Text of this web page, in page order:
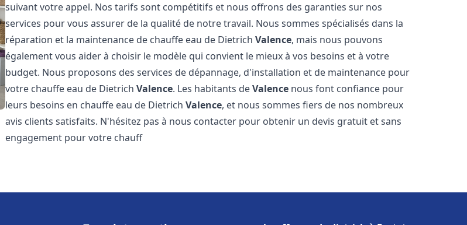
suivant votre appel. Nos tarifs sont compétitifs et nous offrons des garanties sur nos
services pour vous assurer de la qualité de notre travail. Nous sommes spécialisés dans la
réparation et la maintenance de chauffe eau de DietrichValence, mais nous pouvons
également vous aider à choisir le modèle qui convient le mieux à vos besoins et à votre
budget. Nous proposons des services de dépannage, d'installation et de maintenance pour
votre chauffe eau de DietrichValence. Les habitants deValence nous font confiance pour
leurs besoins en chauffe eau de DietrichValence, et nous sommes fiers de nos nombreux
avis clients satisfaits. N'hésitez pas à nous contacter pour obtenir un devis gratuit et sans
engagement pour votre chauff